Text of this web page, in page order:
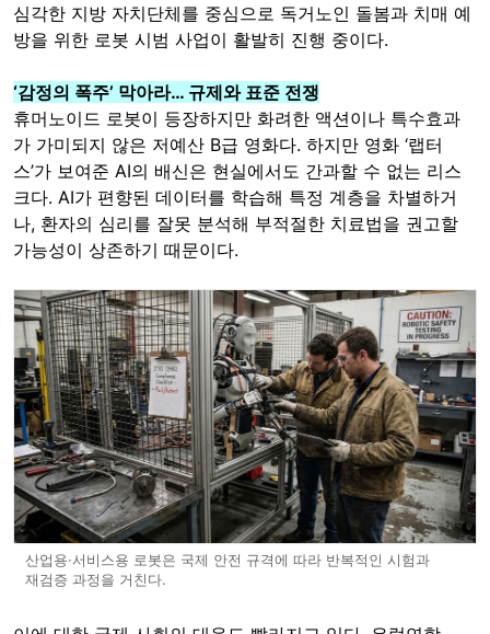
심각한 지방 자치단체를 중심으로 독거노인 돌봄과 치매 예
방을 위한 로봇 시범 사업이 활발히 진행 중이다.
‘감정의 폭주’ 막아라… 규제와 표준 전쟁
휴머노이드 로봇이 등장하지만 화려한 액션이나 특수효과
가 가미되지 않은 저예산 B급 영화다. 하지만 영화 ‘랩터
스’가 보여준 AI의 배신은 현실에서도 간과할 수 없는 리스
크다. AI가 편향된 데이터를 학습해 특정 계층을 차별하거
나, 환자의 심리를 잘못 분석해 부적절한 치료법을 권고할
가능성이 상존하기 때문이다.
산업용·서비스용 로봇은 국제 안전 규격에 따라 반복적인 시험과
재검증 과정을 거친다.